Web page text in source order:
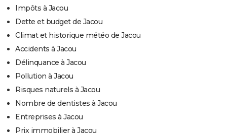
Impôts à Jacou
Dette et budget de Jacou
Climat et historique météo de Jacou
Accidents à Jacou
Délinquance à Jacou
Pollution à Jacou
Risques naturels à Jacou
Nombre de dentistes à Jacou
Entreprises à Jacou
Prix immobilier à Jacou